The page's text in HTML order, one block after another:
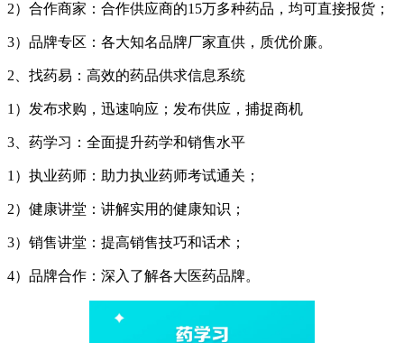
2）合作商家：合作供应商的15万多种药品，均可直接报货；
3）品牌专区：各大知名品牌厂家直供，质优价廉。
2、找药易：高效的药品供求信息系统
1）发布求购，迅速响应；发布供应，捕捉商机
3、药学习：全面提升药学和销售水平
1）执业药师：助力执业药师考试通关；
2）健康讲堂：讲解实用的健康知识；
3）销售讲堂：提高销售技巧和话术；
4）品牌合作：深入了解各大医药品牌。